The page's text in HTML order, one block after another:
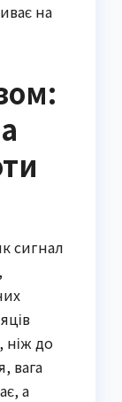
на
сигнал
ніж до
вага
а